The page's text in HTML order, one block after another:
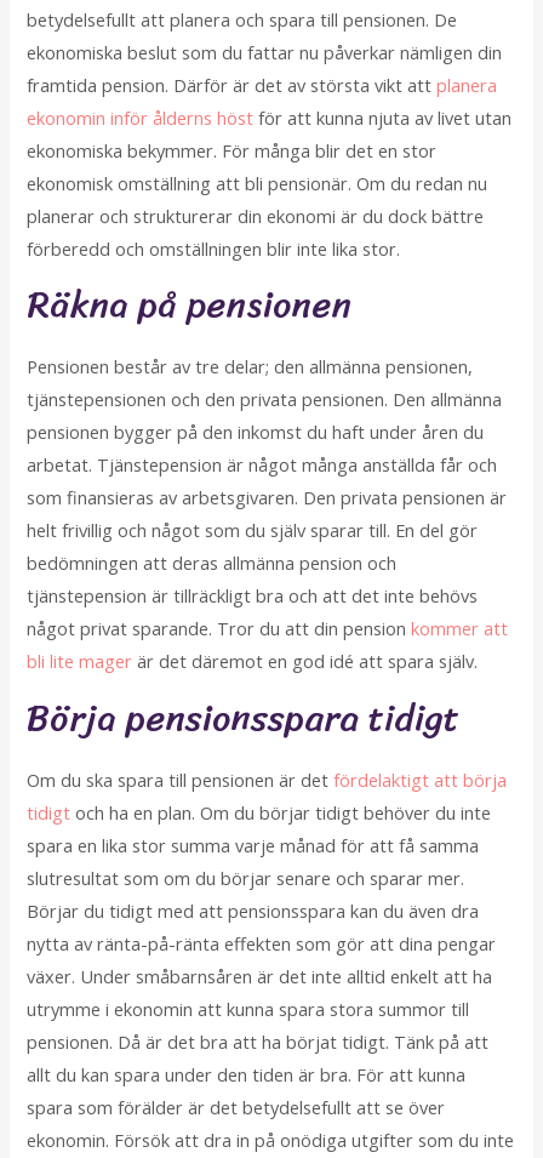
betydelsefullt att planera och spara till pensionen. De
ekonomiska beslut som du fattar nu påverkar nämligen din
framtida pension. Därför är det av största vikt attplanera
ekonomin inför ålderns höst för att kunna njuta av livet utan
ekonomiska bekymmer. För många blir det en stor
ekonomisk omställning att bli pensionär. Om du redan nu
planerar och strukturerar din ekonomi är du dock bättre
förberedd och omställningen blir inte lika stor.
Räkna på pensionen
Pensionen består av tre delar; den allmänna pensionen,
tjänstepensionen och den privata pensionen. Den allmänna
pensionen bygger på den inkomst du haft under åren du
arbetat. Tjänstepension är något många anställda får och
som finansieras av arbetsgivaren. Den privata pensionen är
helt frivillig och något som du själv sparar till. En del gör
bedömningen att deras allmänna pension och
tjänstepension är tillräckligt bra och att det inte behövs
något privat sparande. Tror du att din pensionkommer att
bli lite mager är det däremot en god idé att spara själv.
Börja pensionsspara tidigt
Om du ska spara till pensionen är detfördelaktigt att börja
tidigt och ha en plan. Om du börjar tidigt behöver du inte
spara en lika stor summa varje månad för att få samma
slutresultat som om du börjar senare och sparar mer.
Börjar du tidigt med att pensionsspara kan du även dra
nytta av ränta-på-ränta effekten som gör att dina pengar
växer. Under småbarnsåren är det inte alltid enkelt att ha
utrymme i ekonomin att kunna spara stora summor till
pensionen. Då är det bra att ha börjat tidigt. Tänk på att
allt du kan spara under den tiden är bra. För att kunna
spara som förälder är det betydelsefullt att se över
ekonomin. Försök att dra in på onödiga utgifter som du inte